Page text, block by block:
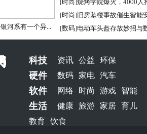
银河系有一个异...
[时尚]旧房坠楼事故催生智能
[数码]电动车头盔存放妙招与
科技 资讯 公益 环保
硬件 数码 家电 汽车
软件 网络 时尚 游戏 智能
生活 健康 旅游 家居 育儿
教育 饮食